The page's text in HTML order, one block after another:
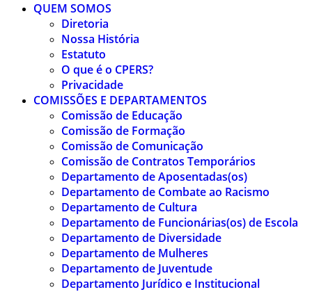
QUEM SOMOS
Diretoria
Nossa História
Estatuto
O que é o CPERS?
Privacidade
COMISSÕES E DEPARTAMENTOS
Comissão de Educação
Comissão de Formação
Comissão de Comunicação
Comissão de Contratos Temporários
Departamento de Aposentadas(os)
Departamento de Combate ao Racismo
Departamento de Cultura
Departamento de Funcionárias(os) de Escola
Departamento de Diversidade
Departamento de Mulheres
Departamento de Juventude
Departamento Jurídico e Institucional